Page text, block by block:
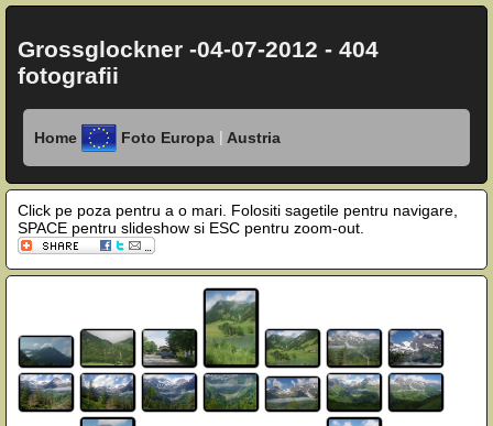
Grossglockner -04-07-2012 - 404
fotografii
Home Foto Europa | Austria
Click pe poza pentru a o mari. Folositi sagetile pentru navigare,
SPACE pentru slideshow si ESC pentru zoom-out.